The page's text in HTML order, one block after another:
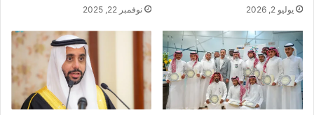
يوليو 2, 2026 نوفمبر 22, 2025